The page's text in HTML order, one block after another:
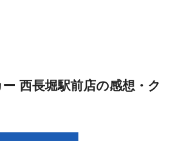
西長堀駅前店の感想・ク